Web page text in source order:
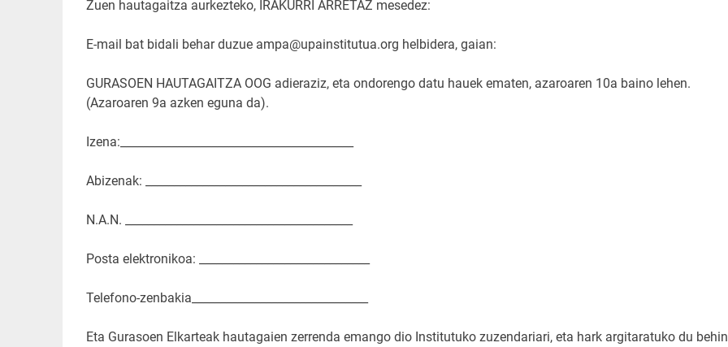
Zuen hautagaitza aurkezteko, IRAKURRI ARRETAZ mesedez:
E-mail bat bidali behar duzue ampa@upainstitutua.org helbidera, gaian:
GURASOEN HAUTAGAITZA OOG adieraziz, eta ondorengo datu hauek ematen, azaroaren 10a baino lehen.
(Azaroaren 9a azken eguna da).
Izena:_________________________________________
Abizenak: ______________________________________
N.A.N. ________________________________________
Posta elektronikoa: ______________________________
Telefono-zenbakia_______________________________
Eta Gurasoen Elkarteak hautagaien zerrenda emango dio Institutuko zuzendariari, eta hark argitaratuko du